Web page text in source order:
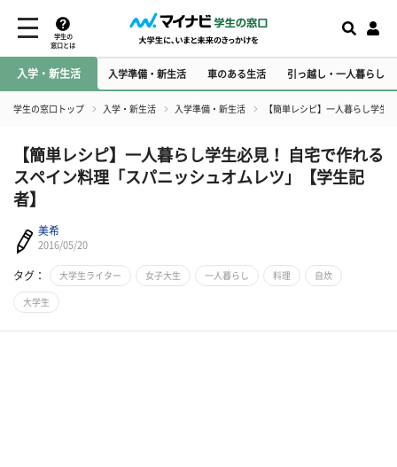
学生の
窓口とは
入学・新生活 入学準備・新生活 車のある生活 引っ越し・一人暮らし
学生の窓口トップ 入学・新生活 入学準備・新生活 【簡単レシピ】一人暮らし学生
【簡単レシピ】一人暮らし学生必見！ 自宅で作れる
スペイン料理「スパニッシュオムレツ」【学生記
者】
美希
2016/05/20
タグ： 大学生ライター 女子大生 一人暮らし 料理 自炊
大学生